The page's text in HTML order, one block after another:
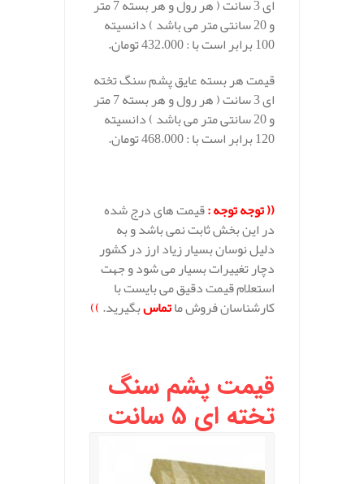
ای 3 سانت ( هر رول و هر بسته 7 متر
و 20 سانتی متر می باشد ) دانسیته
100 برابر است با : 432.000 تومان.
قیمت هر بسته عایق پشم سنگ تخته
ای 3 سانت ( هر رول و هر بسته 7 متر
و 20 سانتی متر می باشد ) دانسیته
120 برابر است با : 468.000 تومان.
((توجه توجه :قیمت های درج شده
در این بخش ثابت نمی باشد و به
دلیل نوسان بسیار زیاد ارز در کشور
دچار تغییرات بسیار می شود و جهت
استعلام قیمت دقیق می بایست با
کارشناسان فروش ماتماسبگیرید.))
قیمت پشم سنگ
تخته ای 5 سانت